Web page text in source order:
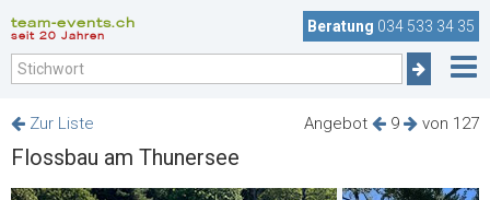
team-events.ch
seit 20 Jahren
Beratung 034 533 34 35
Angebot 9 von 127
Zur Liste
Flossbau am Thunersee